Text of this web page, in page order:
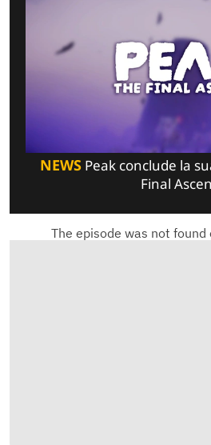
NEWSPeak conclude la
Final